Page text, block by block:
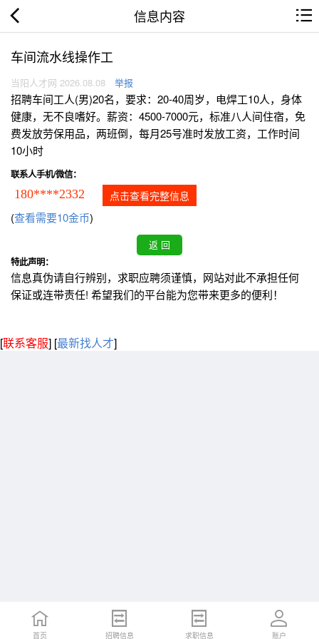
信息内容
车间流水线操作工
当阳人才网 2026.08.08 举报
招聘车间工人(男)20名，要求：20-40周岁，电焊工10人，身体
健康，无不良嗜好。薪资：4500-7000元，标准八人间住宿，免
费发放劳保用品，两班倒，每月25号准时发放工资，工作时间
10小时
联系人手机/微信：
180****2332 点击查看完整信息
(查看需要10金币)
特此声明：
信息真伪请自行辨别，求职应聘须谨慎，网站对此不承担任何
保证或连带责任! 希望我们的平台能为您带来更多的便利！
[联系客服] [最新找人才]
首页 招聘信息 求职信息 账户